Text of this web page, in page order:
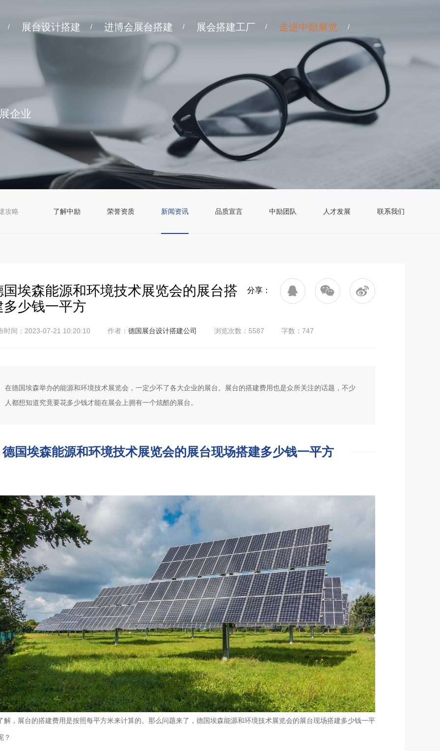
/ 展台设计搭建 / 进博会展台搭建 / 展会搭建工厂 / 走进中励展览 /
企业
攻略 了解中励 荣誉资质 新闻资讯 品质宣言 中励团队 人才发展 联系我们
国埃森能源和环境技术展览会的展台搭
多少钱一平方
分享：
时间：2023-07-21 10:20:10 作者： 德国展台设计搭建公司 浏览次数：5587 字数：747
在德国埃森举办的能源和环境技术展览会，一定少不了各大企业的展台。展台的搭建费用也是众所关注的话题，不少
人都想知道究竟要花多少钱才能在展会上拥有一个炫酷的展台。
德国埃森能源和环境技术展览会的展台现场搭建多少钱一平方
解，展台的搭建费用是按照每平方米来计算的。那么问题来了，德国埃森能源和环境技术展览会的展台现场搭建多少钱一平
？